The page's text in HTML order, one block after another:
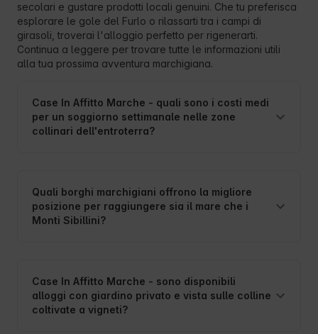
secolari e gustare prodotti locali genuini. Che tu preferisca
esplorare le gole del Furlo o rilassarti tra i campi di
girasoli, troverai l'alloggio perfetto per rigenerarti.
Continua a leggere per trovare tutte le informazioni utili
alla tua prossima avventura marchigiana.
Case In Affitto Marche - quali sono i costi medi
per un soggiorno settimanale nelle zone
collinari dell'entroterra?
Quali borghi marchigiani offrono la migliore
posizione per raggiungere sia il mare che i
Monti Sibillini?
Case In Affitto Marche - sono disponibili
alloggi con giardino privato e vista sulle colline
coltivate a vigneti?